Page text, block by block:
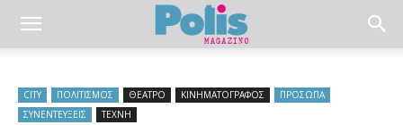
CITY ΠΟΛΙΤΙΣΜΟΣ ΘΕΑΤΡΟ ΚΙΝΗΜΑΤΟΓΡΑΦΟΣ
ΠΡΟΣΩΠΑ
ΣΥΝΕΝΤΕΥΞΕΙΣ
ΤΕΧΝΗ